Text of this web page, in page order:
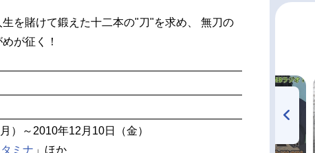
を賭けて鍛えた十二本の"刀"を求め、 無刀の
が征く！
）～2010年12月10日（金）
ミナ 」ほか
TVアニメ『戦隊大失格』
radio 大直会 2nd season